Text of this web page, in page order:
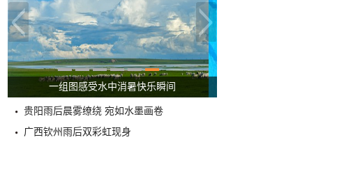
一组图感受水中消暑快乐瞬间
贵阳雨后晨雾缭绕 宛如水墨画卷
广西钦州雨后双彩虹现身